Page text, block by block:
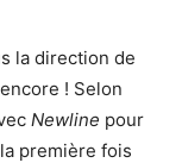
la direction de
! Selon
Newline pour
première fois